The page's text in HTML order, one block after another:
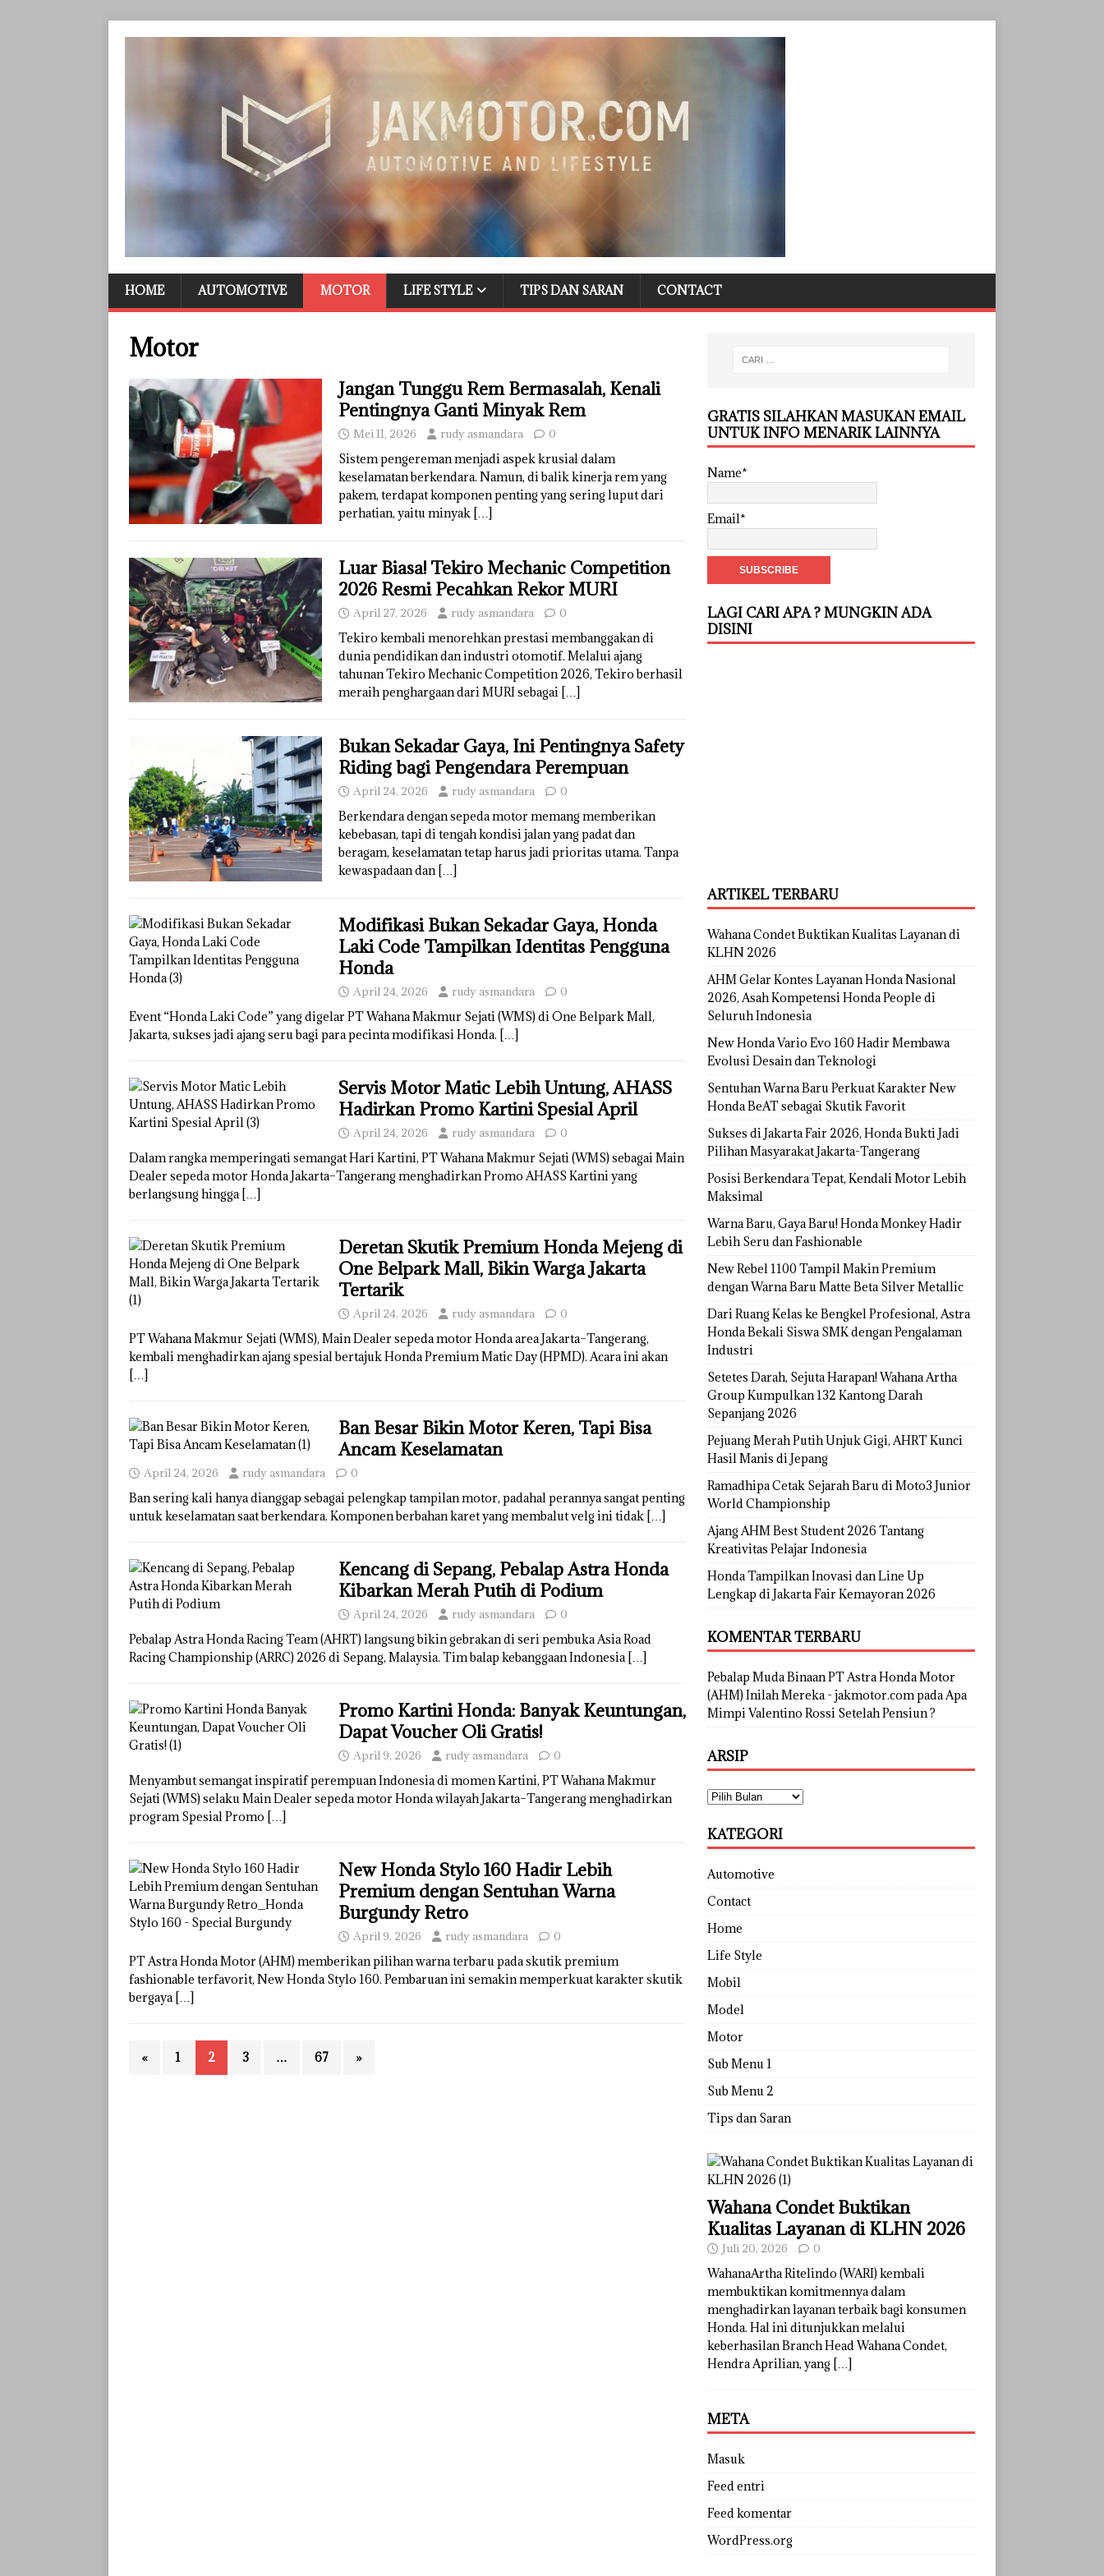
HOME AUTOMOTIVE MOTOR LIFE STYLE TIPS DAN SARAN CONTACT
Motor
Jangan Tunggu Rem Bermasalah, Kenali
Pentingnya Ganti Minyak Rem
Mei 11, 2026 rudy asmandara 0
Sistem pengereman menjadi aspek krusial dalam
keselamatan berkendara. Namun, di balik kinerja rem yang
pakem, terdapat komponen penting yang sering luput dari
perhatian, yaitu minyak […]
Luar Biasa! Tekiro Mechanic Competition
2026 Resmi Pecahkan Rekor MURI
April 27, 2026 rudy asmandara 0
Tekiro kembali menorehkan prestasi membanggakan di
dunia pendidikan dan industri otomotif. Melalui ajang
tahunan Tekiro Mechanic Competition 2026, Tekiro berhasil
meraih penghargaan dari MURI sebagai […]
Bukan Sekadar Gaya, Ini Pentingnya Safety
Riding bagi Pengendara Perempuan
April 24, 2026 rudy asmandara 0
Berkendara dengan sepeda motor memang memberikan
kebebasan, tapi di tengah kondisi jalan yang padat dan
beragam, keselamatan tetap harus jadi prioritas utama. Tanpa
kewaspadaan dan […]
Modifikasi Bukan Sekadar Gaya, Honda
Laki Code Tampilkan Identitas Pengguna
Honda
April 24, 2026 rudy asmandara 0
Event “Honda Laki Code” yang digelar PT Wahana Makmur Sejati (WMS) di One Belpark Mall,
Jakarta, sukses jadi ajang seru bagi para pecinta modifikasi Honda. […]
Servis Motor Matic Lebih Untung, AHASS
Hadirkan Promo Kartini Spesial April
April 24, 2026 rudy asmandara 0
Dalam rangka memperingati semangat Hari Kartini, PT Wahana Makmur Sejati (WMS) sebagai Main
Dealer sepeda motor Honda Jakarta–Tangerang menghadirkan Promo AHASS Kartini yang
berlangsung hingga […]
Deretan Skutik Premium Honda Mejeng di
One Belpark Mall, Bikin Warga Jakarta
Tertarik
April 24, 2026 rudy asmandara 0
PT Wahana Makmur Sejati (WMS), Main Dealer sepeda motor Honda area Jakarta–Tangerang,
kembali menghadirkan ajang spesial bertajuk Honda Premium Matic Day (HPMD). Acara ini akan
[…]
Ban Besar Bikin Motor Keren, Tapi Bisa
Ancam Keselamatan
April 24, 2026 rudy asmandara 0
Ban sering kali hanya dianggap sebagai pelengkap tampilan motor, padahal perannya sangat penting
untuk keselamatan saat berkendara. Komponen berbahan karet yang membalut velg ini tidak […]
Kencang di Sepang, Pebalap Astra Honda
Kibarkan Merah Putih di Podium
April 24, 2026 rudy asmandara 0
Pebalap Astra Honda Racing Team (AHRT) langsung bikin gebrakan di seri pembuka Asia Road
Racing Championship (ARRC) 2026 di Sepang, Malaysia. Tim balap kebanggaan Indonesia […]
Promo Kartini Honda: Banyak Keuntungan,
Dapat Voucher Oli Gratis!
April 9, 2026 rudy asmandara 0
Menyambut semangat inspiratif perempuan Indonesia di momen Kartini, PT Wahana Makmur
Sejati (WMS) selaku Main Dealer sepeda motor Honda wilayah Jakarta–Tangerang menghadirkan
program Spesial Promo […]
New Honda Stylo 160 Hadir Lebih
Premium dengan Sentuhan Warna
Burgundy Retro
April 9, 2026 rudy asmandara 0
PT Astra Honda Motor (AHM) memberikan pilihan warna terbaru pada skutik premium
fashionable terfavorit, New Honda Stylo 160. Pembaruan ini semakin memperkuat karakter skutik
bergaya […]
« 1 2 3 … 67 »
GRATIS SILAHKAN MASUKAN EMAIL
UNTUK INFO MENARIK LAINNYA
Name*
Email*
LAGI CARI APA ? MUNGKIN ADA
DISINI
ARTIKEL TERBARU
Wahana Condet Buktikan Kualitas Layanan di
KLHN 2026
AHM Gelar Kontes Layanan Honda Nasional
2026, Asah Kompetensi Honda People di
Seluruh Indonesia
New Honda Vario Evo 160 Hadir Membawa
Evolusi Desain dan Teknologi
Sentuhan Warna Baru Perkuat Karakter New
Honda BeAT sebagai Skutik Favorit
Sukses di Jakarta Fair 2026, Honda Bukti Jadi
Pilihan Masyarakat Jakarta-Tangerang
Posisi Berkendara Tepat, Kendali Motor Lebih
Maksimal
Warna Baru, Gaya Baru! Honda Monkey Hadir
Lebih Seru dan Fashionable
New Rebel 1100 Tampil Makin Premium
dengan Warna Baru Matte Beta Silver Metallic
Dari Ruang Kelas ke Bengkel Profesional, Astra
Honda Bekali Siswa SMK dengan Pengalaman
Industri
Setetes Darah, Sejuta Harapan! Wahana Artha
Group Kumpulkan 132 Kantong Darah
Sepanjang 2026
Pejuang Merah Putih Unjuk Gigi, AHRT Kunci
Hasil Manis di Jepang
Ramadhipa Cetak Sejarah Baru di Moto3 Junior
World Championship
Ajang AHM Best Student 2026 Tantang
Kreativitas Pelajar Indonesia
Honda Tampilkan Inovasi dan Line Up
Lengkap di Jakarta Fair Kemayoran 2026
KOMENTAR TERBARU
Pebalap Muda Binaan PT Astra Honda Motor
(AHM) Inilah Mereka - jakmotor.compadaApa
Mimpi Valentino Rossi Setelah Pensiun ?
ARSIP
KATEGORI
Automotive
Contact
Home
Life Style
Mobil
Model
Motor
Sub Menu 1
Sub Menu 2
Tips dan Saran
Wahana Condet Buktikan
Kualitas Layanan di KLHN 2026
Juli 20, 2026 0
WahanaArtha Ritelindo (WARI) kembali
membuktikan komitmennya dalam
menghadirkan layanan terbaik bagi konsumen
Honda. Hal ini ditunjukkan melalui
keberhasilan Branch Head Wahana Condet,
Hendra Aprilian, yang […]
META
Masuk
Feed entri
Feed komentar
WordPress.org